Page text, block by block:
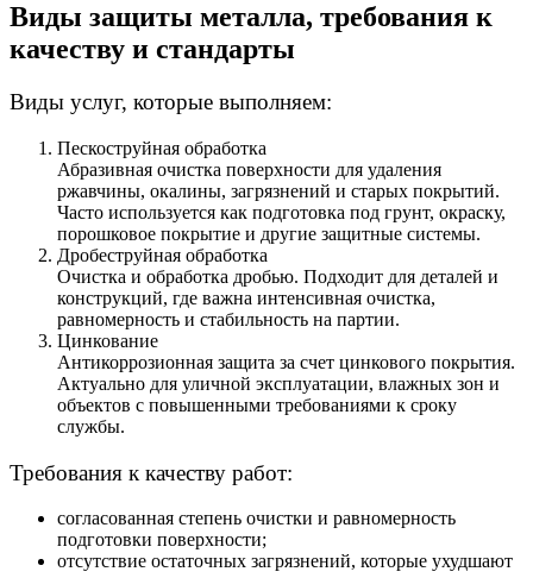
Виды защиты металла, требования к
качеству и стандарты
Виды услуг, которые выполняем:
Пескоструйная обработка
Абразивная очистка поверхности для удаления
ржавчины, окалины, загрязнений и старых покрытий.
Часто используется как подготовка под грунт, окраску,
порошковое покрытие и другие защитные системы.
Дробеструйная обработка
Очистка и обработка дробью. Подходит для деталей и
конструкций, где важна интенсивная очистка,
равномерность и стабильность на партии.
Цинкование
Антикоррозионная защита за счет цинкового покрытия.
Актуально для уличной эксплуатации, влажных зон и
объектов с повышенными требованиями к сроку
службы.
Требования к качеству работ:
согласованная степень очистки и равномерность
подготовки поверхности;
отсутствие остаточных загрязнений, которые ухудшают